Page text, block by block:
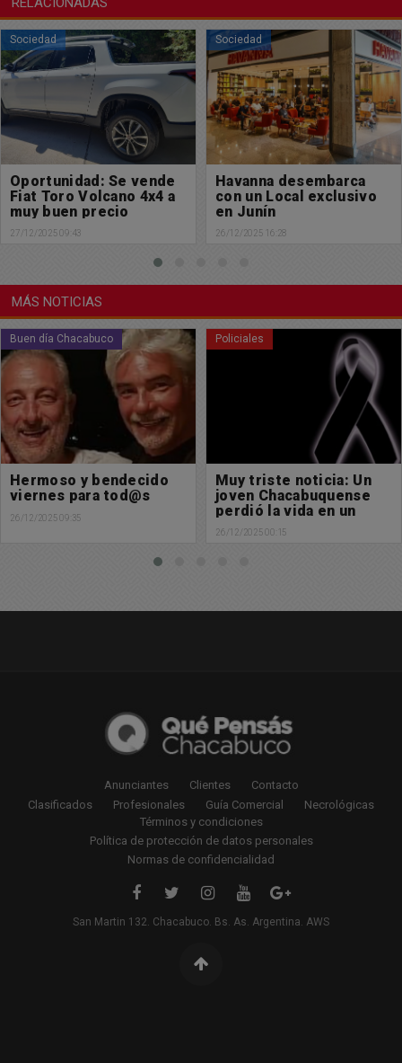
Sociedad
Havanna desembarca
con un Local exclusivo
en Junín
26/12/2025 16:28
Sociedad
Alerta Metereológico:
Se esperan fuertes
tormentas para las
próximas horas
23/12/2025 21:57
MÁS NOTICIAS
Policiales
Muy triste noticia: Un
joven Chacabuquense
perdió la vida en un
accidente
Policiales
Lo chocó, se fugo y
ahora lo busca
25/12/2025 18:00
Anunciantes Clientes
Contacto
Clasificados
Profesionales Guía Comercial
Necrológicas
Términos y condiciones
Política de protección de datos personales
Normas de confidencialidad
San Martin 132. Chacabuco. Bs. As. Argentina. AWS